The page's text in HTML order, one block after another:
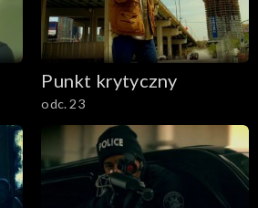
Punkt krytyczny
odc. 23